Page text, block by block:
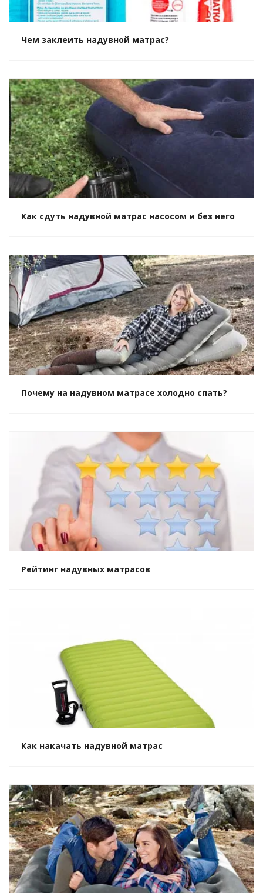
Чем заклеить надувной матрас?
Как сдуть надувной матрас насосом и без него
Почему на надувном матрасе холодно спать?
Рейтинг надувных матрасов
Как накачать надувной матрас